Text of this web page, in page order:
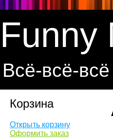
Funny
Всё-всё-
Корзина
Открыть корзину
Оформить заказ